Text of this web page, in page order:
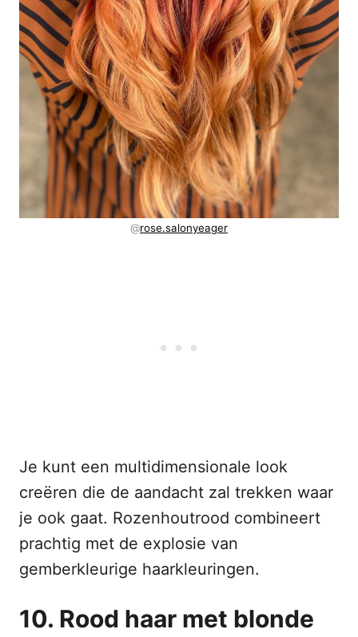
@rose.salonyeager
Je kunt een multidimensionale look
creëren die de aandacht zal trekken waar
je ook gaat. Rozenhoutrood combineert
prachtig met de explosie van
gemberkleurige haarkleuringen.
10. Rood haar met blonde